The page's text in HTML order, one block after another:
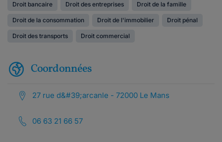
Droit bancaire Droit des entreprises Droit de la famille
Droit de la consommation Droit de l'immobilier Droit pénal
Droit des transports Droit commercial
Coordonnées
27 rue d&#39;arcanle - 72000 Le Mans
06 63 21 66 57